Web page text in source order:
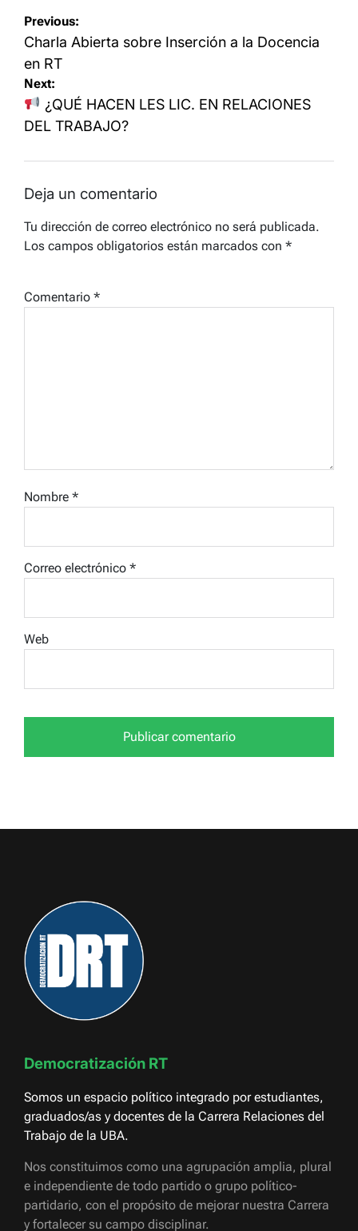
Navegación
de
entradas
Previous:
Charla Abierta sobre Inserción a la Docencia
en RT
Next:
¿QUÉ HACEN LES LIC. EN RELACIONES
DEL TRABAJO?
Deja un comentario
Tu dirección de correo electrónico no será publicada.
Los campos obligatorios están marcados con *
Comentario *
Nombre *
Correo electrónico *
Web
Democratización RT
Somos un espacio político integrado por estudiantes,
graduados/as y docentes de la Carrera Relaciones del
Trabajo de la UBA.
Nos constituimos como una agrupación amplia, plural
e independiente de todo partido o grupo político-
partidario, con el propósito de mejorar nuestra Carrera
y fortalecer su campo disciplinar.